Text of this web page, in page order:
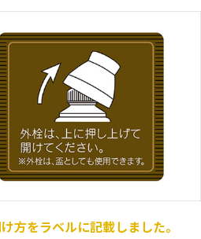
方をラベルに記載しました。